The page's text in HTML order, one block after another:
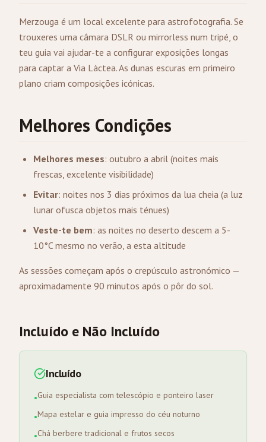
Merzouga é um local excelente para astrofotografia. Se
trouxeres uma câmara DSLR ou mirrorless num tripé, o
teu guia vai ajudar-te a configurar exposições longas
para captar a Via Láctea. As dunas escuras em primeiro
plano criam composições icónicas.
Melhores Condições
Melhores meses: outubro a abril (noites mais
frescas, excelente visibilidade)
Evitar: noites nos 3 dias próximos da lua cheia (a luz
lunar ofusca objetos mais ténues)
Veste-te bem: as noites no deserto descem a 5-
10°C mesmo no verão, a esta altitude
As sessões começam após o crepúsculo astronómico —
aproximadamente 90 minutos após o pôr do sol.
Incluído e Não Incluído
Incluído
•Guia especialista com telescópio e ponteiro laser
•Mapa estelar e guia impresso do céu noturno
•Chá berbere tradicional e frutos secos